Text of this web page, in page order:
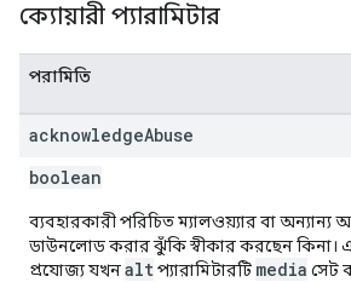
ক্যোয়ারী প্যারামিটার
পরামিতি
acknowledgeAbuse
boolean
ব্যবহারকারী পরিচিত ম্যালওয়্যার বা
ডাউনলোড করার ঝুঁকি স্বীকার করছেন কিনা।
প্রযোজ্য যখনaltপ্যারামিটারটি media সেট